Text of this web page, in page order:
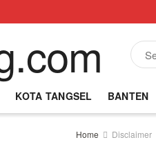
KOTA TANGSEL BANTEN
Home Disclaimer